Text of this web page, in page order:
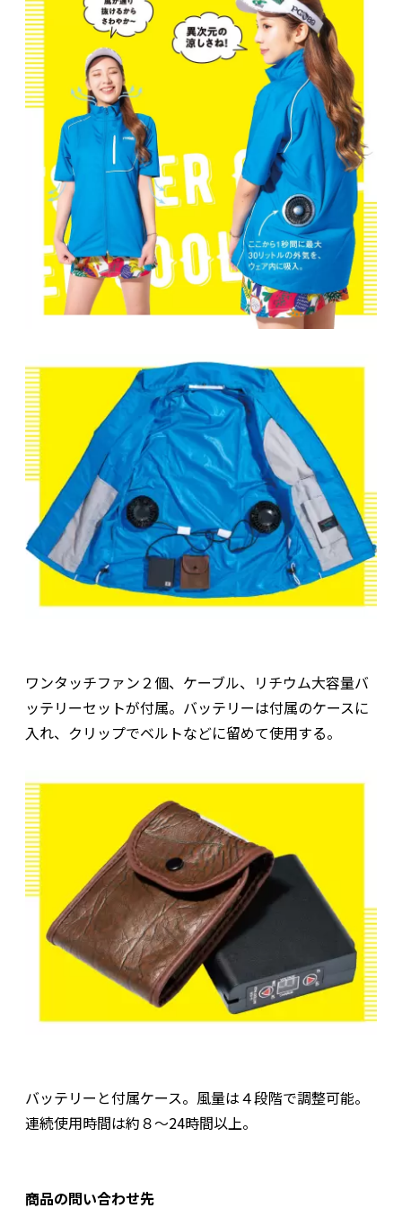
ワンタッチファン２個、ケーブル、リチウム大容量バ
ッテリーセットが付属。バッテリーは付属のケースに
入れ、クリップでベルトなどに留めて使用する。
バッテリーと付属ケース。風量は４段階で調整可能。
連続使用時間は約８～24時間以上。
商品の問い合わせ先